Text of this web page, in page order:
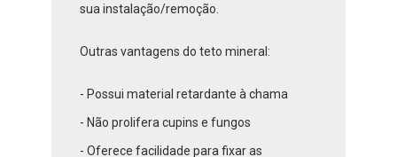
sua instalação/remoção.
Outras vantagens do teto mineral:
- Possui material retardante à chama
- Não prolifera cupins e fungos
- Oferece facilidade para fixar as